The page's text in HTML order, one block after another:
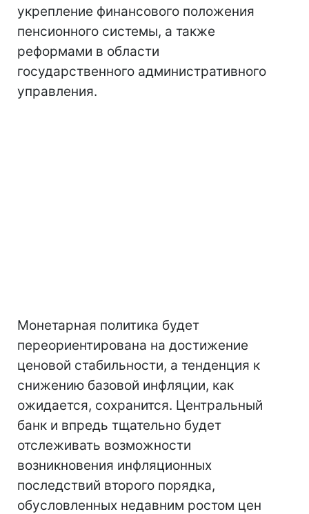
укрепление финансового положения
пенсионного системы, а также
реформами в области
государственного административного
управления.
Монетарная политика будет
переориентирована на достижение
ценовой стабильности, а тенденция к
снижению базовой инфляции, как
ожидается, сохранится. Центральный
банк и впредь тщательно будет
отслеживать возможности
возникновения инфляционных
последствий второго порядка,
обусловленных недавним ростом цен